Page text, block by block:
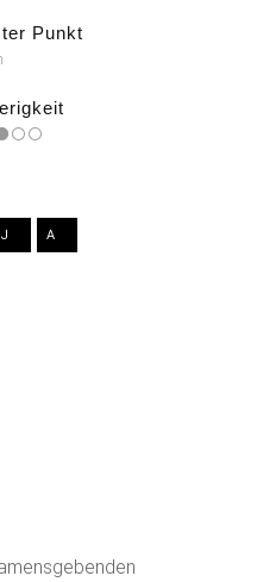
Punkt
J A